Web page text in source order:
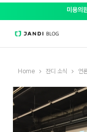
미용의
Home 잔디 소식 언